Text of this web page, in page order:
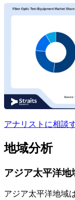
アナリストに相談
地域分析
アジア太平洋
アジア太平洋地域